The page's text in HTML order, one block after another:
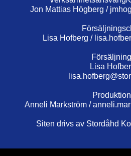
Jon Mattias Högberg /
Lisa Hofberg /
Lisa
Anneli Markström /
Siten drivs av Stordåhd